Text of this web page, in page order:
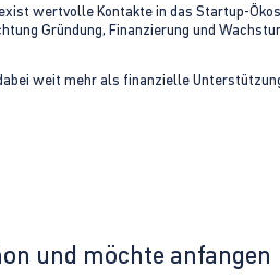
wertvolle Kontakte in das Startup-
Gründung, Finanzierung und
weit mehr als finanzielle
und möchte anfangen